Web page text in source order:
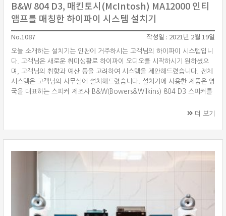
B&W 804 D3, 매킨토시(McIntosh) MA12000 인티
앰프를 매칭한 하이파이 시스템 설치기
No.1087 작성일 : 2021년 2월 19일
오늘 소개하는 설치기는 인천에 거주하시는 고객님의 하이파이 시스템입니
다. 고객님은 새로운 취미생활로 하이파이 오디오를 시작하시기 원하셨으
며, 고객님의 취향과 예산 등을 고려하여 시스템을 제안해드렸습니다. 전체
시스템은 고객님의 사무실에 설치해드렸습니다. 설치기에 사용한 제품은 영
국을 대표하는 스피커 제조사 B&W(Bowers&Wilkins) 804 D3 스피커를
리드 인티앰프, 덴마크 하이파이 제조사 오토폰(Ortofon) 센츄리
사용하기 위해 칵테일오디오(Cocktail Audio) 플래그십 X45Pro 네트워
더 보기